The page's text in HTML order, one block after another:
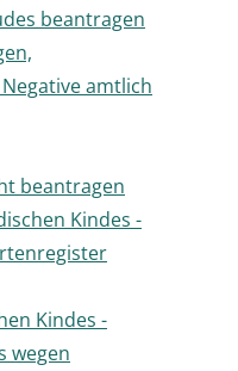
beantragen
amtlich
beantragen
Kindes -
Kindes -
wegen